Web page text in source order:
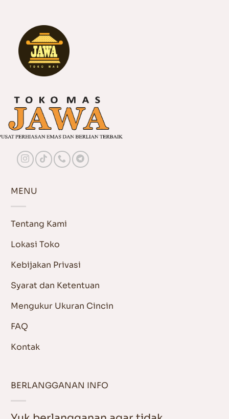
MENU
Tentang Kami
Lokasi Toko
Kebijakan Privasi
Syarat dan Ketentuan
Mengukur Ukuran Cincin
FAQ
Kontak
BERLANGGANAN INFO